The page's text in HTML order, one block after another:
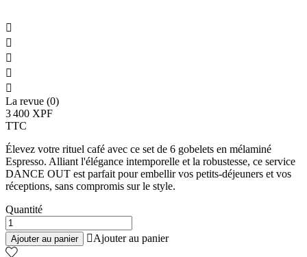





La revue (0)
3 400 XPF
TTC
Élevez votre rituel café avec ce set de 6 gobelets en mélaminé
Espresso. Alliant l'élégance intemporelle et la robustesse, ce service
DANCE OUT est parfait pour embellir vos petits-déjeuners et vos
réceptions, sans compromis sur le style.
Quantité
Ajouter au panier Ajouter au panier